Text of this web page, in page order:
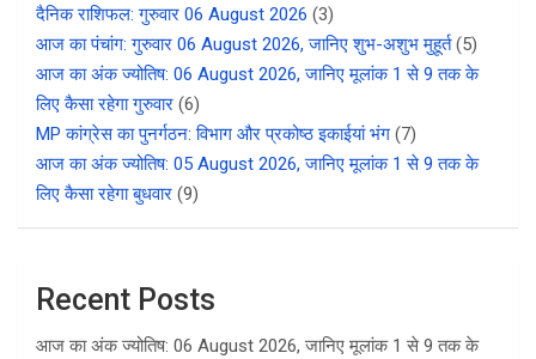
दैनिक राशिफल: गुरुवार 06 August 2026 (3)
आज का पंचांग: गुरुवार 06 August 2026, जानिए शुभ-अशुभ मुहूर्त (5)
आज का अंक ज्योतिष: 06 August 2026, जानिए मूलांक 1 से 9 तक के
लिए कैसा रहेगा गुरुवार (6)
MP कांग्रेस का पुनर्गठन: विभाग और प्रकोष्ठ इकाईयां भंग (7)
आज का अंक ज्योतिष: 05 August 2026, जानिए मूलांक 1 से 9 तक के
लिए कैसा रहेगा बुधवार (9)
Recent Posts
आज का अंक ज्योतिष: 06 August 2026, जानिए मूलांक 1 से 9 तक के